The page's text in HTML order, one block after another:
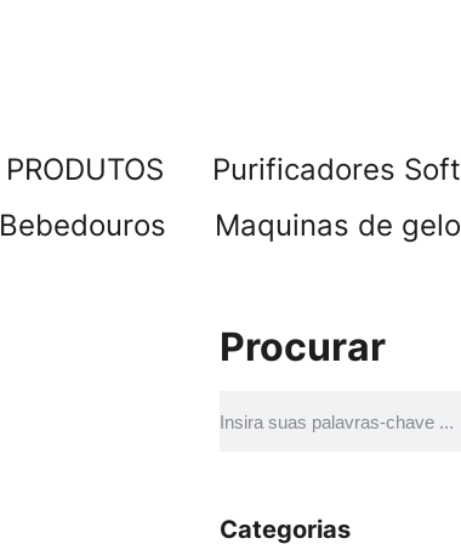
PRODUTOS
Purificadores Soft
Bebedouros
Maquinas de gelo
Procurar
Categorias